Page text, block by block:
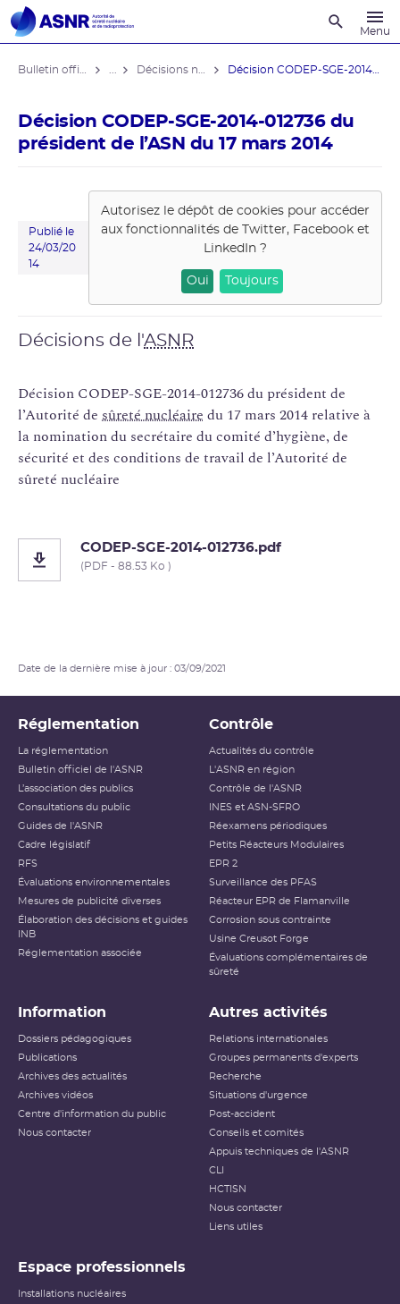
Menu
Décision CODEP-SGE-2014-012736 du
président de l’ASN du 17 mars 2014
Publié le
24/03/20
14
Autorisez le dépôt de cookies pour accéder
aux fonctionnalités deTwitter, Facebook et
LinkedIn ?
Oui Toujours
Décisions de l'ASNR
Décision CODEP-SGE-2014-012736 du président de
l’Autorité de sûreté nucléaire du 17 mars 2014 relative à
la nomination du secrétaire du comité d’hygiène, de
sécurité et des conditions de travail de l’Autorité de
sûreté nucléaire
CODEP-SGE-2014-012736.pdf
(PDF - 88.53 Ko )
Date de la dernière mise à jour : 03/09/2021
Réglementation
La réglementation
Bulletin officiel de l'ASNR
L’association des publics
Consultations du public
Guides de l'ASNR
Cadre législatif
RFS
Évaluations environnementales
Mesures de publicité diverses
Élaboration des décisions et guides
INB
Réglementation associée
Contrôle
Actualités du contrôle
L'ASNR en région
Contrôle de l'ASNR
INES et ASN-SFRO
Réexamens périodiques
Petits Réacteurs Modulaires
EPR 2
Surveillance des PFAS
Réacteur EPR de Flamanville
Corrosion sous contrainte
Usine Creusot Forge
Évaluations complémentaires de
sûreté
Information
Dossiers pédagogiques
Publications
Archives des actualités
Archives vidéos
Centre d'information du public
Nous contacter
Autres activités
Relations internationales
Groupes permanents d'experts
Recherche
Situations d'urgence
Post-accident
Conseils et comités
Appuis techniques de l'ASNR
CLI
HCTISN
Nous contacter
Liens utiles
Espace professionnels
Installations nucléaires